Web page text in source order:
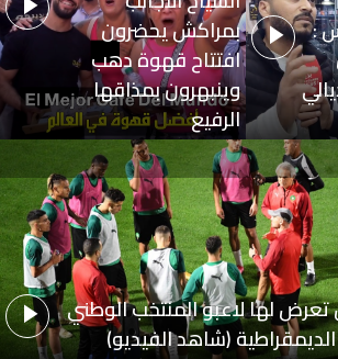
:
بمراكش يحضرون
افتتاح قهوة دهب
وينبهرون بمذاقها
الرفيع
لها لاعبو المنتخب الوطني
(شاهد الفيديو)